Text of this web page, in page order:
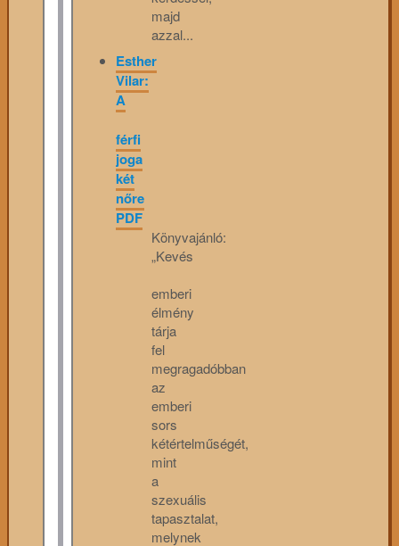
majd
azzal...
Esther
Vilar:
A
férfi
joga
két
nőre
PDF
Könyvajánló:
„Kevés
emberi
élmény
tárja
fel
megragadóbban
az
emberi
sors
kétértelműségét,
mint
a
szexuális
tapasztalat,
melynek